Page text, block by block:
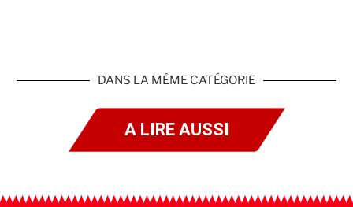
DANS LA MÊME CATÉGORIE
A LIRE AUSSI